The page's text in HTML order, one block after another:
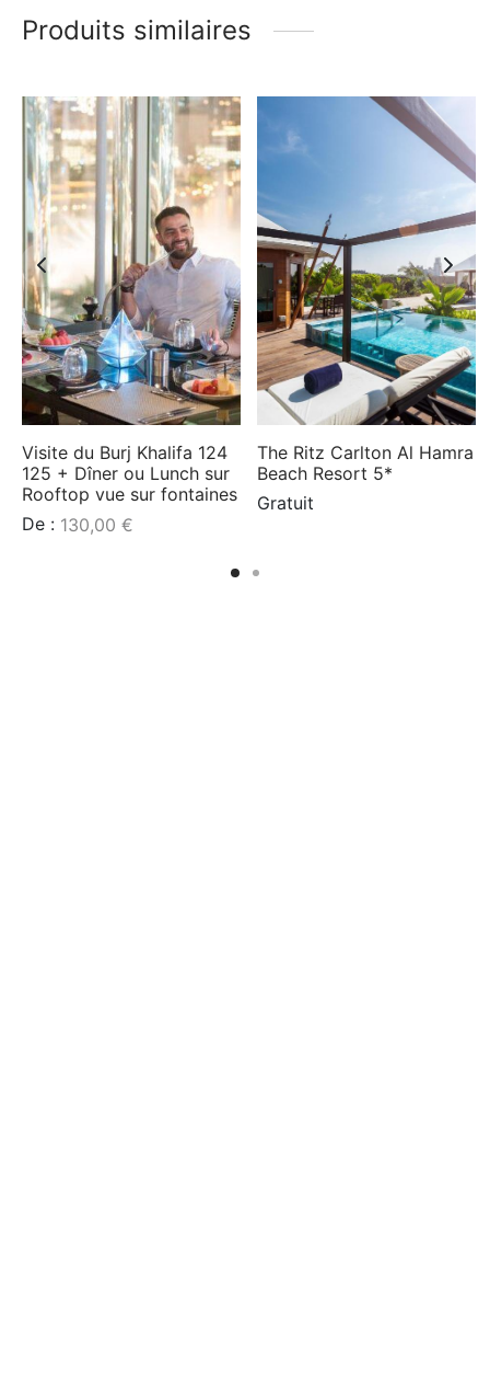
Produits similaires
Visite du Burj Khalifa 124
125 + Dîner ou Lunch sur
Rooftop vue sur fontaines
De : 130,00 €
The Ritz Carlton Al Hamra
Beach Resort 5*
Gratuit